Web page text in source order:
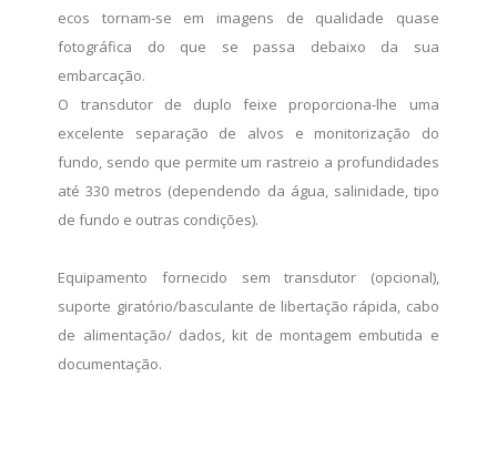
ecos tornam-se em imagens de qualidade quase
fotográfica do que se passa debaixo da sua
embarcação.
O transdutor de duplo feixe proporciona-lhe uma
excelente separação de alvos e monitorização do
fundo, sendo que permite um rastreio a profundidades
até 330 metros (dependendo da água, salinidade, tipo
de fundo e outras condições).
Equipamento fornecido sem transdutor (opcional),
suporte giratório/basculante de libertação rápida, cabo
de alimentação/ dados, kit de montagem embutida e
documentação.